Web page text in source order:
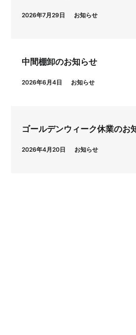
2026年7月29日 お知らせ
中間棚卸のお知らせ
2026年6月4日 お知らせ
ゴールデンウィーク休業のお
2026年4月20日 お知らせ